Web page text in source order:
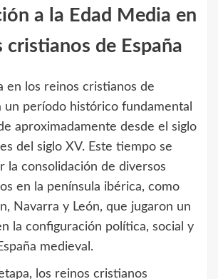
a la Edad Media en
cristianos de España
en los reinos cristianos de
un período histórico fundamental
aproximadamente desde el siglo
del siglo XV. Este tiempo se
la consolidación de diversos
en la península ibérica, como
Navarra y León, que jugaron un
la configuración política, social y
medieval.
los reinos cristianos